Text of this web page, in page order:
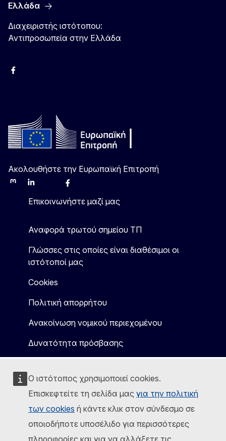
Ο ιστότοπος χρησιμοποιεί cookies.
Επισκεφτείτε τη σελίδα μας για την πολιτική
των cookies ή κάντε κλικ στον σύνδεσμο σε
οποιοδήποτε υποσέλιδο για περισσότερες
πληροφορίες και για να αλλάξετε τις
Ελλάδα
Διαχειριστής ιστότοπου:
Αντιπροσωπεία στην Ελλάδα
Facebook
Ακολουθήστε την Ευρωπαϊκή Επιτροπή
MastodonLinkedInBlueskyFacebook
Επικοινωνήστε μαζί μας
Αναφορά τρωτού σημείου ΤΠ
Γλώσσες στις οποίες είναι διαθέσιμοι οι
ιστότοποί μας
Cookies
Πολιτική απορρήτου
Ανακοίνωση νομικού περιεχομένου
Δυνατότητα πρόσβασης